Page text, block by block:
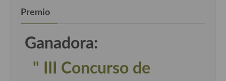
Premio
Ganadora:
" III Concurso de